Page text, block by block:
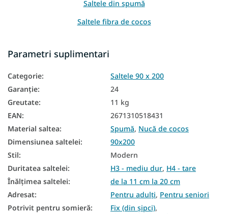
Saltele din spumă
Saltele fibra de cocos
Saltea in functie de capacitatea de incarcare
Saltea Aloe Vera
Saltea din spumă PUR
Saltele Bio
Saltele naturale
Saltele pentru podea
Cele mai bine vândute saltele
Saltele reversibile
Parametri suplimentari
Categorie:
Saltele 90 x 200
Garanţie:
24
Greutate:
11 kg
EAN:
2671310518431
Material saltea: Spumă, Nucă de cocos
Dimensiunea saltelei:
90x200
Stil:
Modern
Duritatea saltelei: H3 - mediu dur, H4 - tare
Înălțimea saltelei:
de la 11 cm la 20 cm
Adresat: Pentru adulți, Pentru seniori
Potrivit pentru somieră: Fix (din șipci),